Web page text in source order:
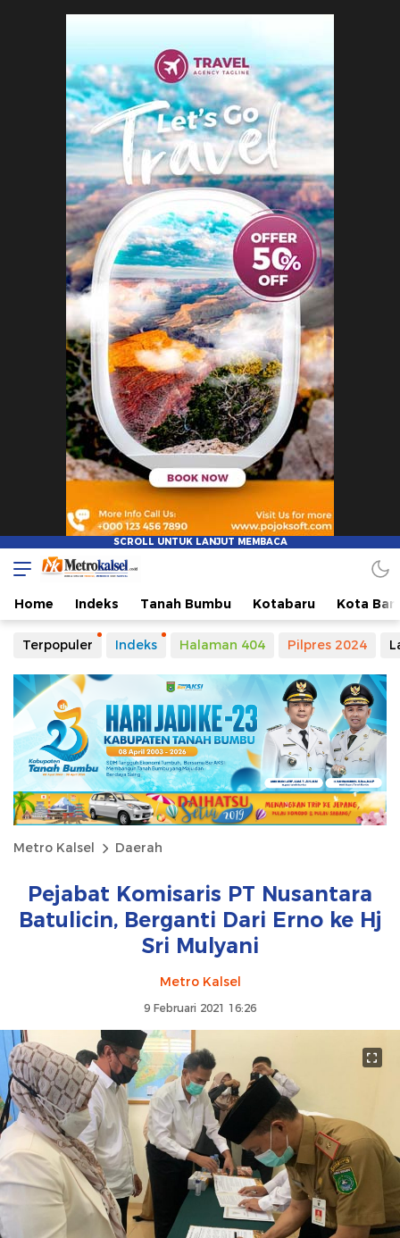
Home Indeks Tanah Bumbu Kotabaru Kota
Terpopuler Indeks Halaman 404 Pilpres 2024
Metro Kalsel Daerah
Pejabat Komisaris PT Nusantara
Batulicin, Berganti Dari Erno ke Hj
Sri Mulyani
Metro Kalsel
9 Februari 2021 16:26